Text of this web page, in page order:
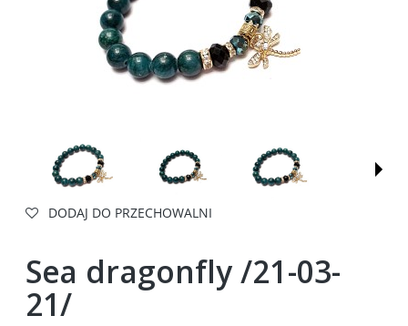
DODAJ DO PRZECHOWALNI
Sea dragonfly /21-03-
21/